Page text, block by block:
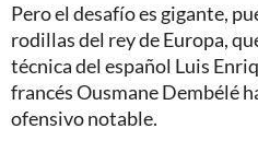
Pero el desafío es gigante,
rodillas del rey de Europa,
técnica del español Luis
francés Ousmane Dembélé
ofensivo notable.